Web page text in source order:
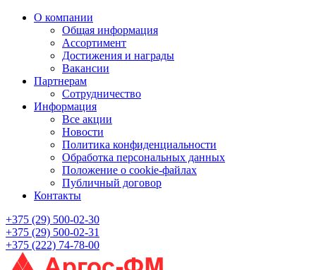
О компании
Общая информация
Ассортимент
Достижения и награды
Вакансии
Партнерам
Сотрудничество
Информация
Все акции
Новости
Политика конфиденциальности
Обработка персональных данных
Положение о cookie-файлах
Публичный договор
Контакты
+375 (29) 500-02-30
+375 (29) 500-02-31
+375 (222) 74-78-00